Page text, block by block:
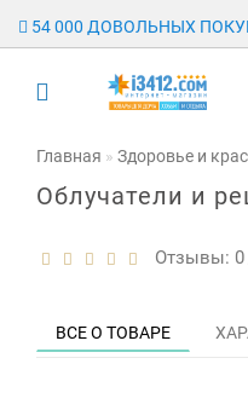
54 000 ДОВОЛЬНЫХ
Главная Здоровье и
Облучатели и
Отзывы: 0
ВСЕ О ТОВАРЕ